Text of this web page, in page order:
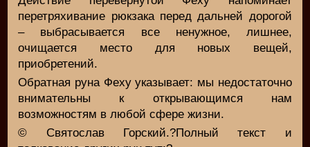
перетряхивание рюкзака перед дальней дорогой
– выбрасывается все ненужное, лишнее,
очищается место для новых вещей,
приобретений.
Обратная руна Феху указывает: мы недостаточно
внимательны к открывающимся нам
возможностям в любой сфере жизни.
© Святослав Горский.?Полный текст и